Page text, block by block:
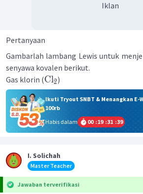
Iklan
Pertanyaan
Gambarlah lambang Lewis untuk
senyawa kovalen berikut.
Gas klorin (Cl2)
Ikuti Tryout SNBT & Menangkan E-
100rb
Habis dalam
00 :19 :31 :39
I. Solichah
Master Teacher
Jawaban terverifikasi